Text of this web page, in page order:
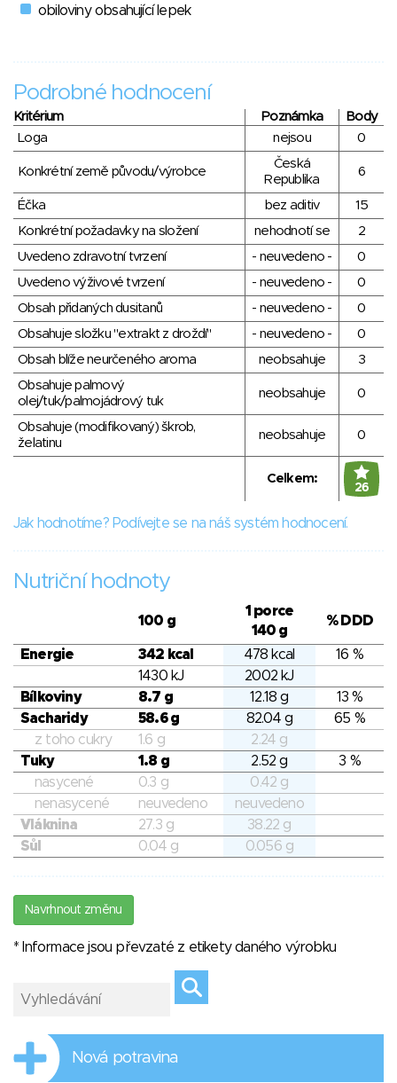
obiloviny obsahující lepek
Podrobné hodnocení
Kritérium Poznámka
Body
Loga
nejsou 0
Konkrétní země původu/výrobce
Česká
Republika
6
Éčka bez aditiv
15
Konkrétní požadavky na složení
nehodnotí se
2
Uvedeno zdravotní tvrzení
- neuvedeno -
0
Uvedeno výživové tvrzení
- neuvedeno -
0
Obsah přidaných dusitanů
- neuvedeno -
0
Obsahuje složku "extrakt z droždí"
- neuvedeno -
0
Obsah blíže neurčeného aroma
neobsahuje
3
Obsahuje palmový
olej/tuk/palmojádrový tuk
neobsahuje 0
Obsahuje (modifikovaný) škrob,
želatinu
neobsahuje 0
Celkem:
26
Jak hodnotíme? Podívejte se na náš systém hodnocení.
Nutriční hodnoty
100 g
1 porce
140 g
% DDD
Energie 342 kcal 478 kcal
16 %
1430 kJ
2002 kJ
Bílkoviny
8.7 g 12.18 g
13 %
Sacharidy
58.6 g 82.04 g
65 %
z toho cukry
1.6 g
2.24 g
Tuky
1.8 g 2.52 g
3 %
nasycené
0.3 g
0.42 g
nenasycené
neuvedeno
neuvedeno
Vláknina
27.3 g
38.22 g
Sůl
0.04 g 0.056 g
Navrhnout změnu
* Informace jsou převzaté z etikety daného výrobku
Nová potravina